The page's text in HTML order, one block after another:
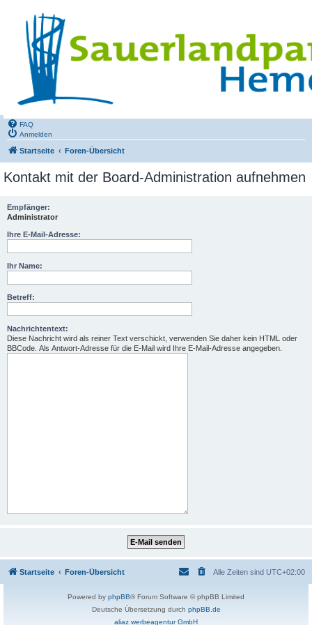
FAQ
Anmelden
Startseite Foren-Übersicht
Kontakt mit der Board-Administration aufnehmen
Empfänger:
Administrator
Ihre E-Mail-Adresse:
Ihr Name:
Betreff:
Nachrichtentext:
Diese Nachricht wird als reiner Text verschickt, verwenden Sie daher kein HTML oder
BBCode. Als Antwort-Adresse für die E-Mail wird Ihre E-Mail-Adresse angegeben.
Startseite Foren-Übersicht Alle Zeiten sind UTC+02:00
Powered by phpBB® Forum Software © phpBB Limited
Deutsche Übersetzung durch phpBB.de
aliaz werbeagentur GmbH